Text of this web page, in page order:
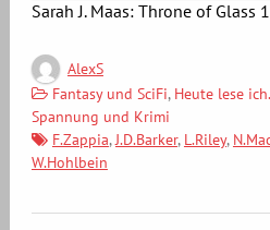
Sarah J. Maas: Throne of Glass
AlexS
Fantasy und SciFi, Heute lese
Spannung und Krimi
F.Zappia,J.D.Barker, L.Riley,
W.Hohlbein